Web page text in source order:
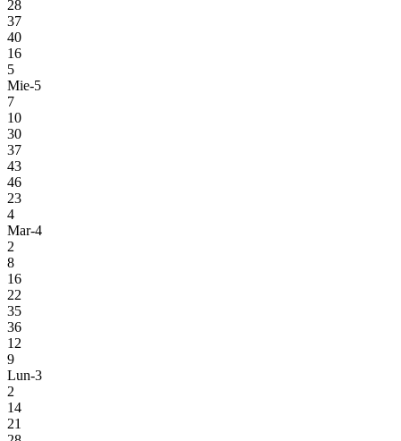
28
37
40
16
5
Mie-5
7
10
30
37
43
46
23
4
Mar-4
2
8
16
22
35
36
12
9
Lun-3
2
14
21